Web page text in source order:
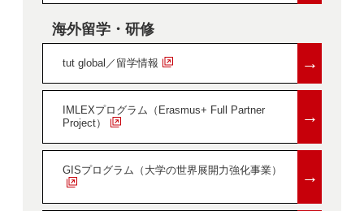
海外留学・研修
tut global／留学情報 →
IMLEXプログラム（Erasmus+ Full Partner
Project）
→
GISプログラム（大学の世界展開力強化事業） →